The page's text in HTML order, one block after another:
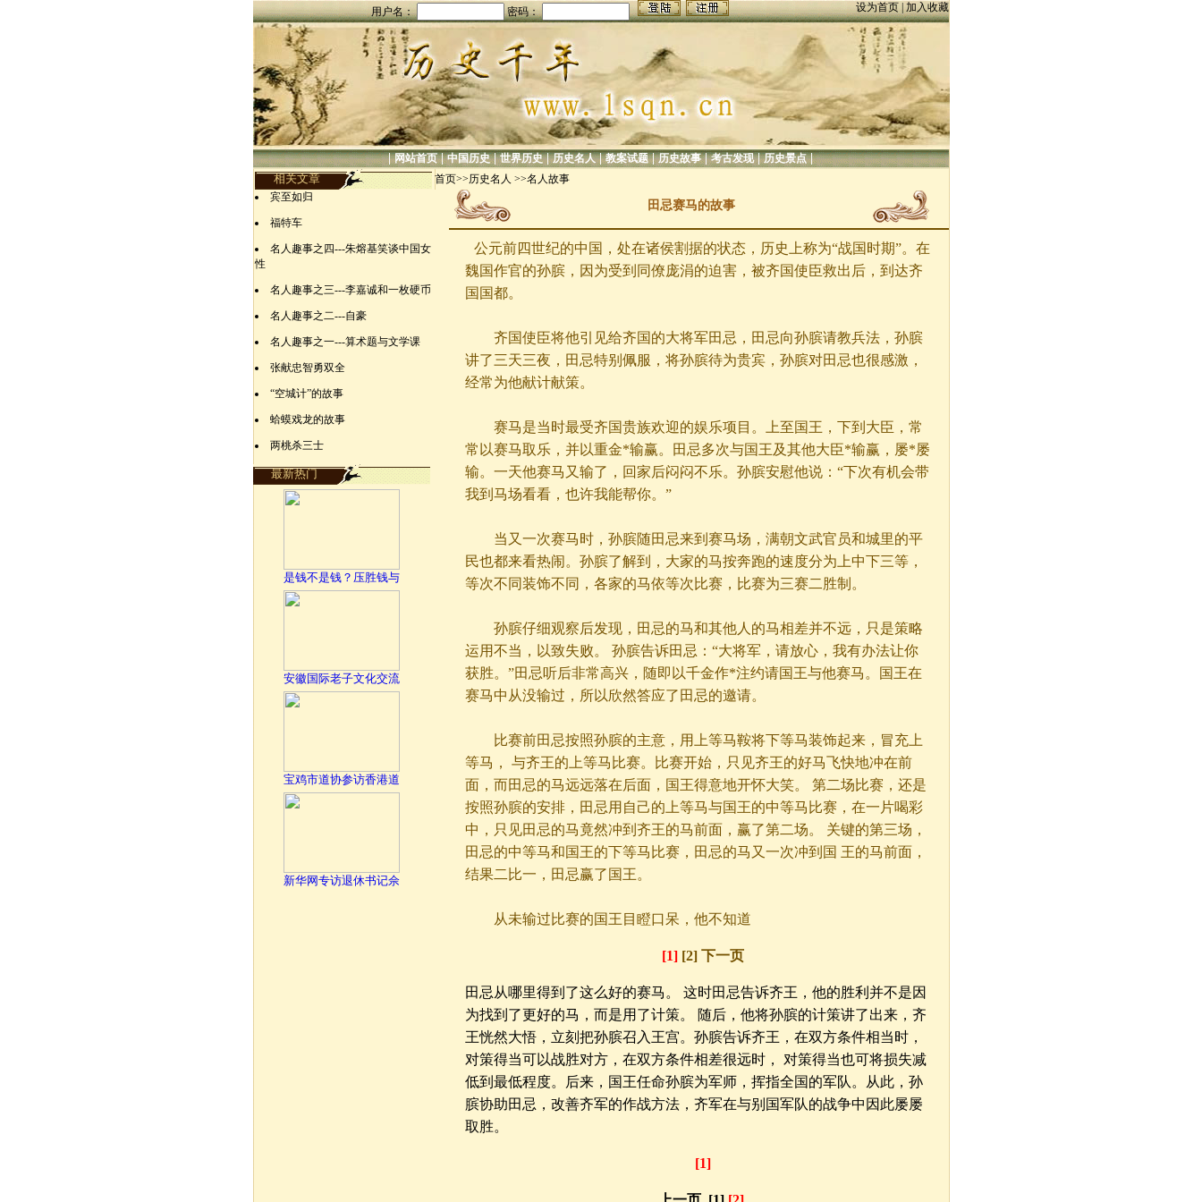
用户名： 密码： 设为首页| 加入收藏
|网站首页|中国历史|世界历史|历史名人|教案试题|历史故事|考古发现|历史景点|
相关文章
首页>>历史名人 >>名人故事
宾至如归
福特车
名人趣事之四---朱熔基笑谈中国女
性
名人趣事之三---李嘉诚和一枚硬币
名人趣事之二---自豪
名人趣事之一---算术题与文学课
张献忠智勇双全
“空城计”的故事
蛤蟆戏龙的故事
两桃杀三士
最新热门
是钱不是钱？压胜钱与
安徽国际老子文化交流
宝鸡市道协参访香港道
新华网专访退休书记佘
田忌赛马的故事
公元前四世纪的中国，处在诸侯割据的状态，历史上称为“战国时期”。在
魏国作官的孙膑，因为受到同僚庞涓的迫害，被齐国使臣救出后，到达齐
国国都。
齐国使臣将他引见给齐国的大将军田忌，田忌向孙膑请教兵法，孙膑
讲了三天三夜，田忌特别佩服，将孙膑待为贵宾，孙膑对田忌也很感激，
经常为他献计献策。
赛马是当时最受齐国贵族欢迎的娱乐项目。上至国王，下到大臣，常
常以赛马取乐，并以重金*输赢。田忌多次与国王及其他大臣*输赢，屡*屡
输。一天他赛马又输了，回家后闷闷不乐。孙膑安慰他说：“下次有机会带
我到马场看看，也许我能帮你。”
当又一次赛马时，孙膑随田忌来到赛马场，满朝文武官员和城里的平
民也都来看热闹。孙膑了解到，大家的马按奔跑的速度分为上中下三等，
等次不同装饰不同，各家的马依等次比赛，比赛为三赛二胜制。
孙膑仔细观察后发现，田忌的马和其他人的马相差并不远，只是策略
运用不当，以致失败。 孙膑告诉田忌：“大将军，请放心，我有办法让你
获胜。”田忌听后非常高兴，随即以千金作*注约请国王与他赛马。国王在
赛马中从没输过，所以欣然答应了田忌的邀请。
比赛前田忌按照孙膑的主意，用上等马鞍将下等马装饰起来，冒充上
等马， 与齐王的上等马比赛。比赛开始，只见齐王的好马飞快地冲在前
面，而田忌的马远远落在后面，国王得意地开怀大笑。 第二场比赛，还是
按照孙膑的安排，田忌用自己的上等马与国王的中等马比赛，在一片喝彩
中，只见田忌的马竟然冲到齐王的马前面，赢了第二场。 关键的第三场，
田忌的中等马和国王的下等马比赛，田忌的马又一次冲到国 王的马前面，
结果二比一，田忌赢了国王。
从未输过比赛的国王目瞪口呆，他不知道
[1][2] 下一页
田忌从哪里得到了这么好的赛马。 这时田忌告诉齐王，他的胜利并不是因
为找到了更好的马，而是用了计策。 随后，他将孙膑的计策讲了出来，齐
王恍然大悟，立刻把孙膑召入王宫。孙膑告诉齐王，在双方条件相当时，
对策得当可以战胜对方，在双方条件相差很远时， 对策得当也可将损失减
低到最低程度。后来，国王任命孙膑为军师，挥指全国的军队。从此，孙
膑协助田忌，改善齐军的作战方法，齐军在与别国军队的战争中因此屡屡
取胜。
[1]